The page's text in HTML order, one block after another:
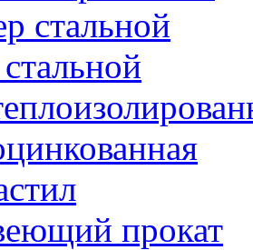
стальной
прокат